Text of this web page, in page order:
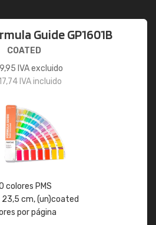
Guide GP1601B
COATED
IVA excluido
IVA incluido
colores PMS
23,5 cm, (un)coated
por página